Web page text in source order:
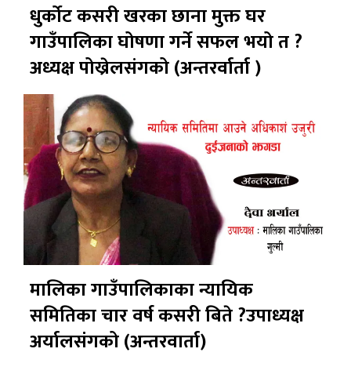
धुर्कोट कसरी खरका छाना मुक्त घर
गाउँपालिका घोषणा गर्ने सफल भयो त ?
अध्यक्ष पोख्रेलसंगको (अन्तरर्वार्ता )
मालिका गाउँपालिकाका न्यायिक
समितिका चार वर्ष कसरी बिते ?उपाध्यक्ष
अर्यालसंंगको (अन्तरवार्ता)